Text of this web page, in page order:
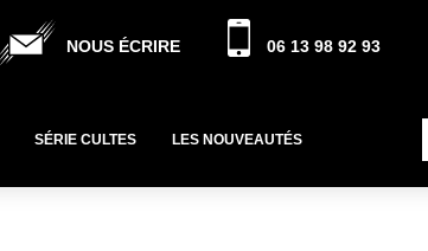
NOUS ÉCRIRE 06 13 98 92 93
SÉRIE CULTES LES NOUVEAUTÉS